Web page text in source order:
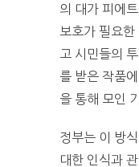
의 대가 피에
보호가 필요한
고 시민들의
를 받은 작품
을 통해 모인
정부는 이 방
대한 인식과